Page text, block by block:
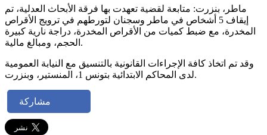
ماطر، بنزرت: متابعة لقضية تعهدت بها فرقة الأبحاث العدلية، تم
إيقاف 5 أشخاص في ماطر وسجنان لتورطهم في ترويج الأقراص
المخدرة، مع ضبط كميات من الأقراص المخدرة، دراجة نارية كبيرة
الحجم، ومبالغ مالية.
وقد تم اتخاذ كافة الإجراءات القانونية بالتنسيق مع النيابة العمومية
لدى المحاكم الابتدائية بتونس 1، المنستير، وبنزرت.
مشاركة